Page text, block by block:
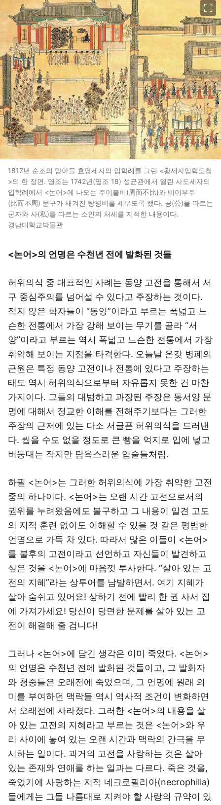
1817년 순조의 맏아들 효명세자의 입학례를 그린 <왕세자입학도첩
>의 한 장면. 영조는 1742년(영조 18) 성균관에서 열린 사도세자의
입학례에서 <논어>에 나오는 주이불비(周而不比)와 비이부주
(比而不周) 문구가 새겨진 탕평비를 세우도록 했다. 공(公)을 따르는
군자와 사(私)를 따르는 소인의 처세를 지적한 내용이다.
경남대학교박물관
<논어>의 언명은 수천년 전에 발화된 것들
허위의식 중 대표적인 사례는 동양 고전을 통해서 서
구 중심주의를 넘어설 수 있다고 주장하는 것이다.
적지 않은 학자들이 “동양”이라고 부르는 폭넓고 느
슨한 전통에서 가장 강해 보이는 무기를 골라 “서
양”이라고 부르는 역시 폭넓고 느슨한 전통에서 가장
취약해 보이는 지점을 타격한다. 오늘날 온갖 병폐의
근원은 특정 동양 고전이나 전통에 있다고 주장하는
태도 역시 허위의식으로부터 자유롭지 못한 건 마찬
가지이다. 그들의 대범하고 과장된 주장은 동서양 문
명에 대해서 정교한 이해를 전해주기보다는 그러한
주장의 근저에 있는 다소 서글픈 허위의식을 드러낸
다. 씹을 수도 없을 정도로 큰 빵을 억지로 입에 넣고
버둥대는 작지만 탐욕스러운 입술들처럼.
하필 <논어>는 그러한 허위의식에 가장 취약한 고전
중의 하나이다. <논어>는 오랜 시간 고전으로서의
권위를 누려왔음에도 불구하고 그 내용이 일견 고도
의 지적 훈련 없이도 이해할 수 있을 것 같은 평범한
언명으로 가득 차 있다. 따라서 많은 이들이 <논어>
를 불후의 고전이라고 선언하고 자신들이 발견하고
싶은 것을 <논어>에 마음껏 투사한다. “살아 있는 고
전의 지혜”라는 상투어를 남발하면서. 여기 지혜가
살아 숨쉬고 있어요! 상하기 전에 빨리 한 권 사서 집
에 가져가세요! 당신이 당면한 문제를 살아 있는 고
전이 해결해 줄 겁니다!
그러나 <논어>에 담긴 생각은 이미 죽었다. <논어>
의 언명은 수천년 전에 발화된 것들이고, 그 발화자
와 청중들은 오래전에 죽었으며, 그 언명에 원래 의
미를 부여하던 맥락들 역시 역사적 조건이 변화하면
서 오래전에 사라졌다. 그러한 <논어>의 내용을 살
아 있는 고전의 지혜라고 부르는 것은 <논어>와 우
리 사이에 놓여 있는 오랜 시간과 맥락의 간극을 무
시하는 일이다. 과거의 고전을 사랑하는 것은 살아
있는 존재와 연애를 하는 일과는 다르다. 죽은 것을,
죽었기에 사랑하는 지적 네크로필리아(necrophilia)
들에게는 그들 나름대로 지켜야 할 사랑의 규약이 있